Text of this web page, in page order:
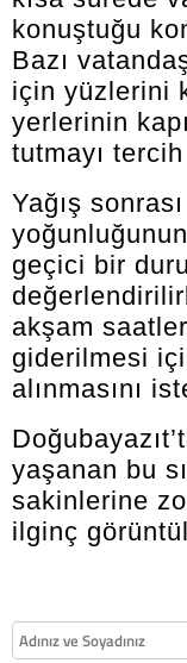
konuştuğu
Bazı
için yüzlerini
yerlerinin
tutmayı
Yağış
geçici bir
akşam
giderilmesi
alınmasını
yaşanan bu
sakinlerine
ilginç